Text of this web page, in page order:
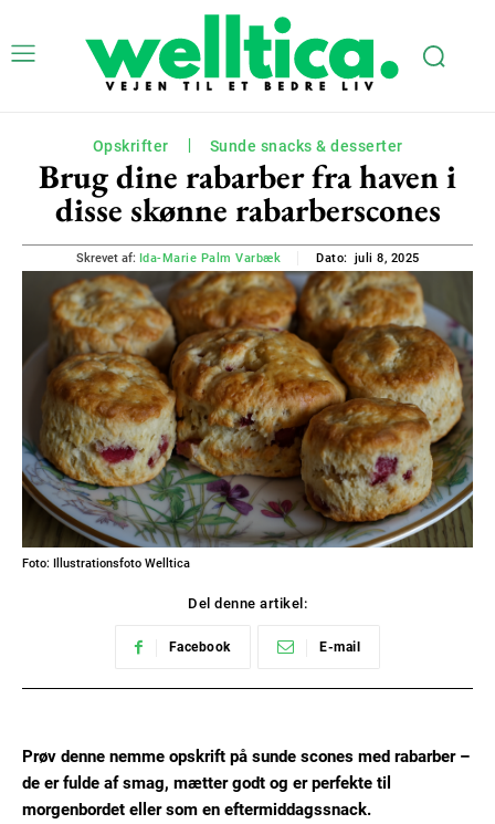
Opskrifter Sunde snacks & desserter
Brug dine rabarber fra haven i
disse skønne rabarberscones
Skrevet af: Ida-Marie Palm Varbæk Dato: juli 8, 2025
Foto: Illustrationsfoto Welltica
Del denne artikel:
Facebook E-mail
Prøv denne nemme opskrift på sunde scones med rabarber –
de er fulde af smag, mætter godt og er perfekte til
morgenbordet eller som en eftermiddagssnack.